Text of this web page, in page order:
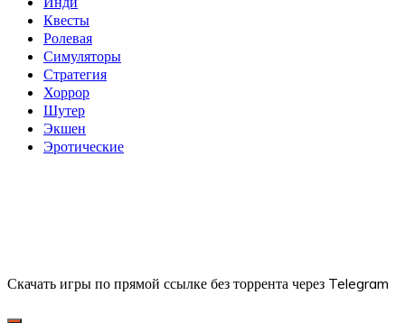
Квесты
Ролевая
Симуляторы
Стратегия
Хоррор
Шутер
Экшен
Эротические
Скачать игры по прямой ссылке без торрента через Telegram